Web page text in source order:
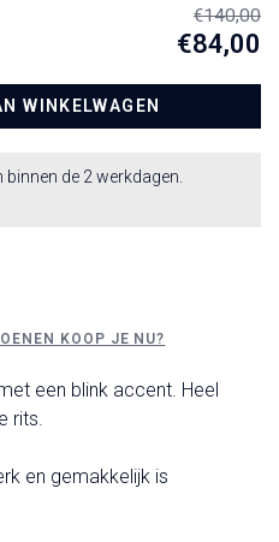
€140,00
€84,00
WINKELWAGEN
binnen de 2 werkdagen.
KOOP JE NU?
een blink accent. Heel
rits.
en gemakkelijk is